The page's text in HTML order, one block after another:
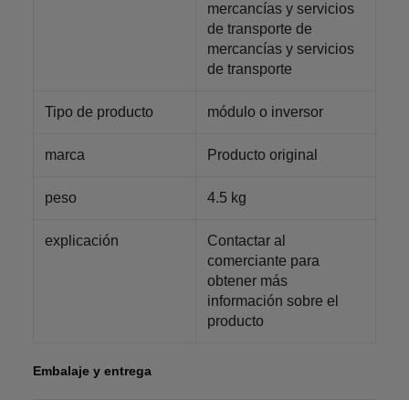
mercancías y servicios
de transporte de
mercancías y servicios
de transporte
Tipo de producto módulo o inversor
marca Producto original
peso 4.5 kg
explicación
Contactar al
comerciante para
obtener más
información sobre el
producto
Embalaje y entrega